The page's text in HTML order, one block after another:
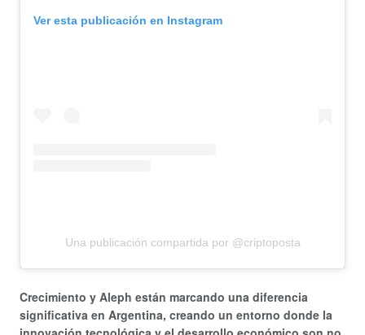
Ver esta publicación en Instagram
Una publicación compartida por @criptoposta
Crecimiento y Aleph están marcando una diferencia
significativa en Argentina, creando un entorno donde la